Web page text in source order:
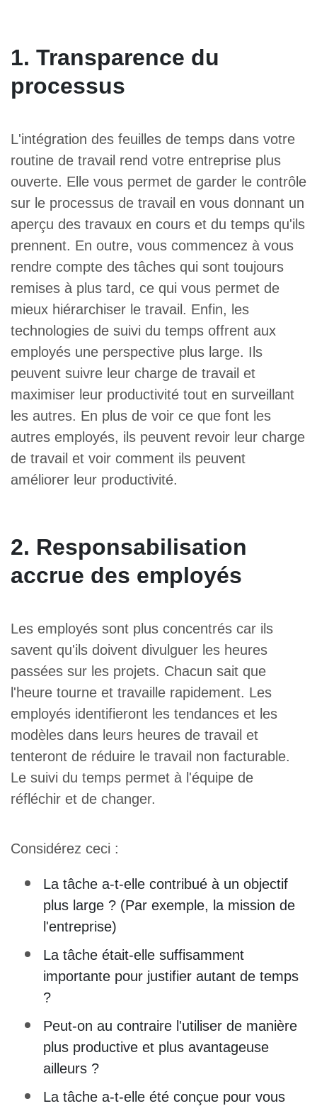
1. Transparence du
processus
L'intégration des feuilles de temps dans votre
routine de travail rend votre entreprise plus
ouverte. Elle vous permet de garder le contrôle
sur le processus de travail en vous donnant un
aperçu des travaux en cours et du temps qu'ils
prennent. En outre, vous commencez à vous
rendre compte des tâches qui sont toujours
remises à plus tard, ce qui vous permet de
mieux hiérarchiser le travail. Enfin, les
technologies de suivi du temps offrent aux
employés une perspective plus large. Ils
peuvent suivre leur charge de travail et
maximiser leur productivité tout en surveillant
les autres. En plus de voir ce que font les
autres employés, ils peuvent revoir leur charge
de travail et voir comment ils peuvent
améliorer leur productivité.
2. Responsabilisation
accrue des employés
Les employés sont plus concentrés car ils
savent qu'ils doivent divulguer les heures
passées sur les projets. Chacun sait que
l'heure tourne et travaille rapidement. Les
employés identifieront les tendances et les
modèles dans leurs heures de travail et
tenteront de réduire le travail non facturable.
Le suivi du temps permet à l'équipe de
réfléchir et de changer.
Considérez ceci :
La tâche a-t-elle contribué à un objectif
plus large ? (Par exemple, la mission de
l'entreprise)
La tâche était-elle suffisamment
importante pour justifier autant de temps
?
Peut-on au contraire l'utiliser de manière
plus productive et plus avantageuse
ailleurs ?
La tâche a-t-elle été conçue pour vous